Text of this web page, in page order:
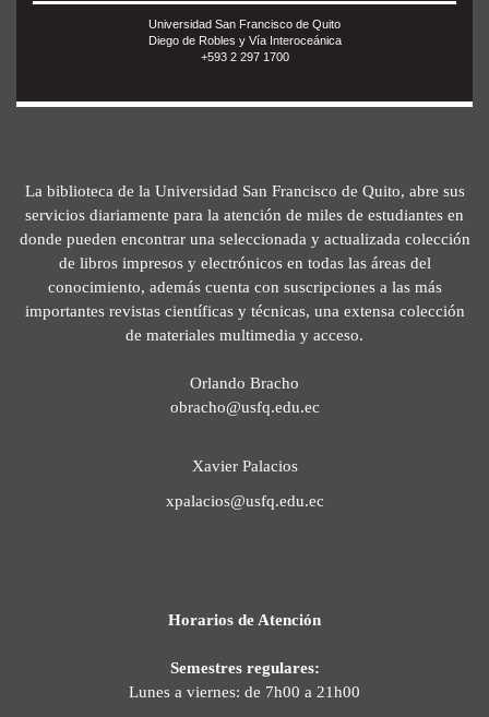
Universidad San Francisco de Quito
Diego de Robles y Vía Interoceánica
+593 2 297 1700
La biblioteca de la Universidad San Francisco de Quito, abre sus
servicios diariamente para la atención de miles de estudiantes en
donde pueden encontrar una seleccionada y actualizada colección
de libros impresos y electrónicos en todas las áreas del
conocimiento, además cuenta con suscripciones a las más
importantes revistas científicas y técnicas, una extensa colección
de materiales multimedia y acceso.
Orlando Bracho
obracho@usfq.edu.ec
Xavier Palacios
xpalacios@usfq.edu.ec
Horarios de Atención
Semestres regulares:
Lunes a viernes: de 7h00 a 21h00